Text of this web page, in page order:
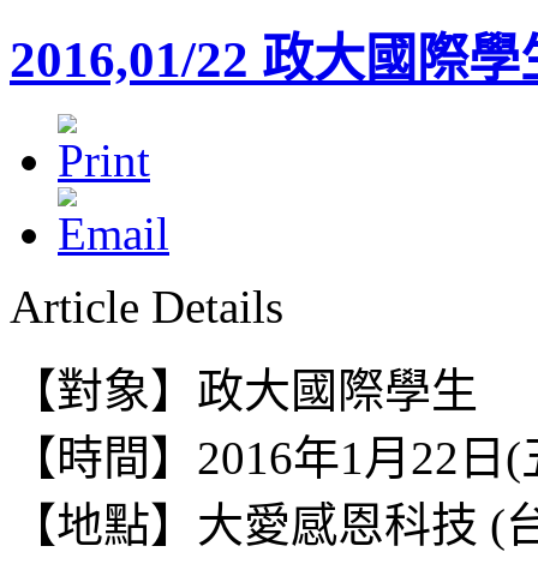
2016,01/22 政大國際
Article Details
【對象】政大國際學生
【時間】2016年1月22日
【地點】 大愛感恩科技 (